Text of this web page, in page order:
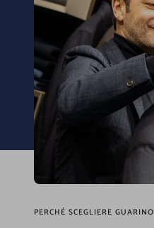
PERCHÉ SCEGLIERE GUARINO